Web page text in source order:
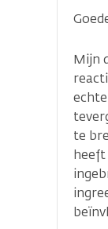
Mijn
te
heeft